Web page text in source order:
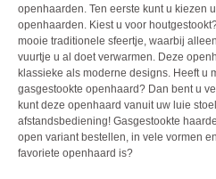
openhaarden. Ten eerste kunt u kiezen
openhaarden. Kiest u voor
mooie traditionele sfeertje, waarbij
vuurtje u al doet verwarmen. Deze
klassieke als moderne designs. Heeft u
gasgestookte openhaard? Dan bent u
kunt deze openhaard vanuit uw luie
afstandsbediening! Gasgestookte
open variant bestellen, in vele vormen
favoriete openhaard is?